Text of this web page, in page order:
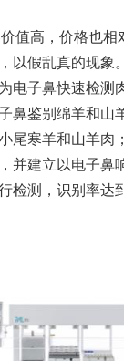
高，价格也相
以假乱真的现象
电子鼻快速检测
鼻鉴别绵羊和山
尾寒羊和山羊肉
并建立以电子鼻
检测，识别率达